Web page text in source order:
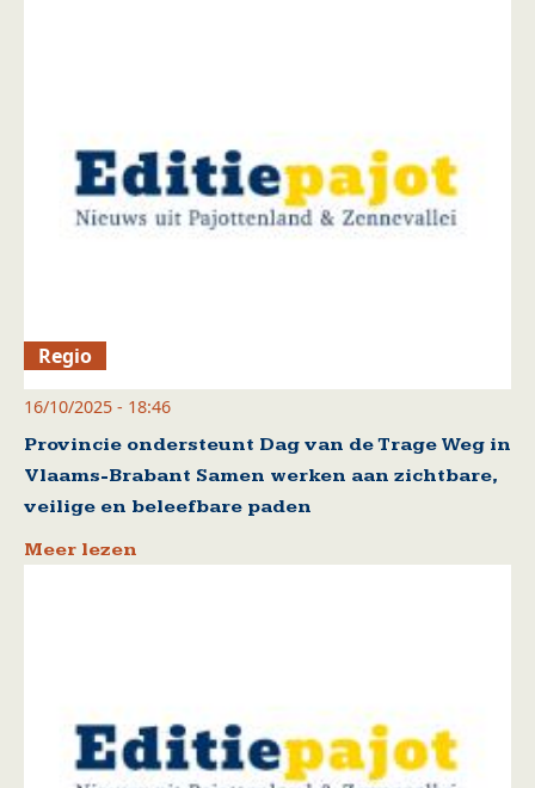
Regio
16/10/2025 - 18:46
Provincie ondersteunt Dag van de Trage Weg in
Vlaams-Brabant Samen werken aan zichtbare,
veilige en beleefbare paden
Meer lezen